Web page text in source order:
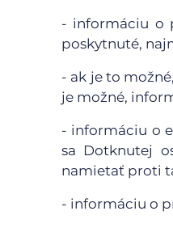
- informáciu o
poskytnuté,
- ak je to
je možné,
- informáciu o
sa Dotknutej
namietať proti
- informáciu o